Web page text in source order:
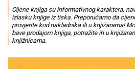
Cijene knjiga su informativnog karaktera,
izlasku knjige iz tiska. Preporučamo da
provjerite kod nakladnika ili u knjižarama!
bave prodajom knjiga, potražite ih u
knjižnicama.